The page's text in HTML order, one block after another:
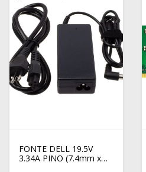
FONTE DELL 19.5V
3.34A PINO (7.4mm x